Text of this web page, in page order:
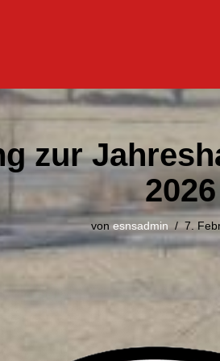
zur
2026
vonesnsadmin 7.